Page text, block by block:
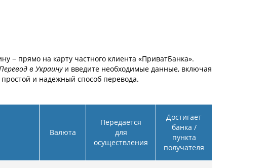
− прямо на карту частного клиента «ПриватБанка».
в Украинуи введите необходимые данные, включая
и надежный способ перевода.
Валюта
Передается
для
осуществления
Достигает
банка /
пункта
получателя